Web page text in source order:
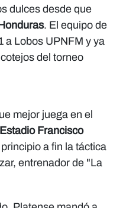
dulces desde que
. El equipo de
a Lobos UPNFM y ya
del torneo
mejor juega en el
Estadio Francisco
a fin la táctica
entrenador de "La